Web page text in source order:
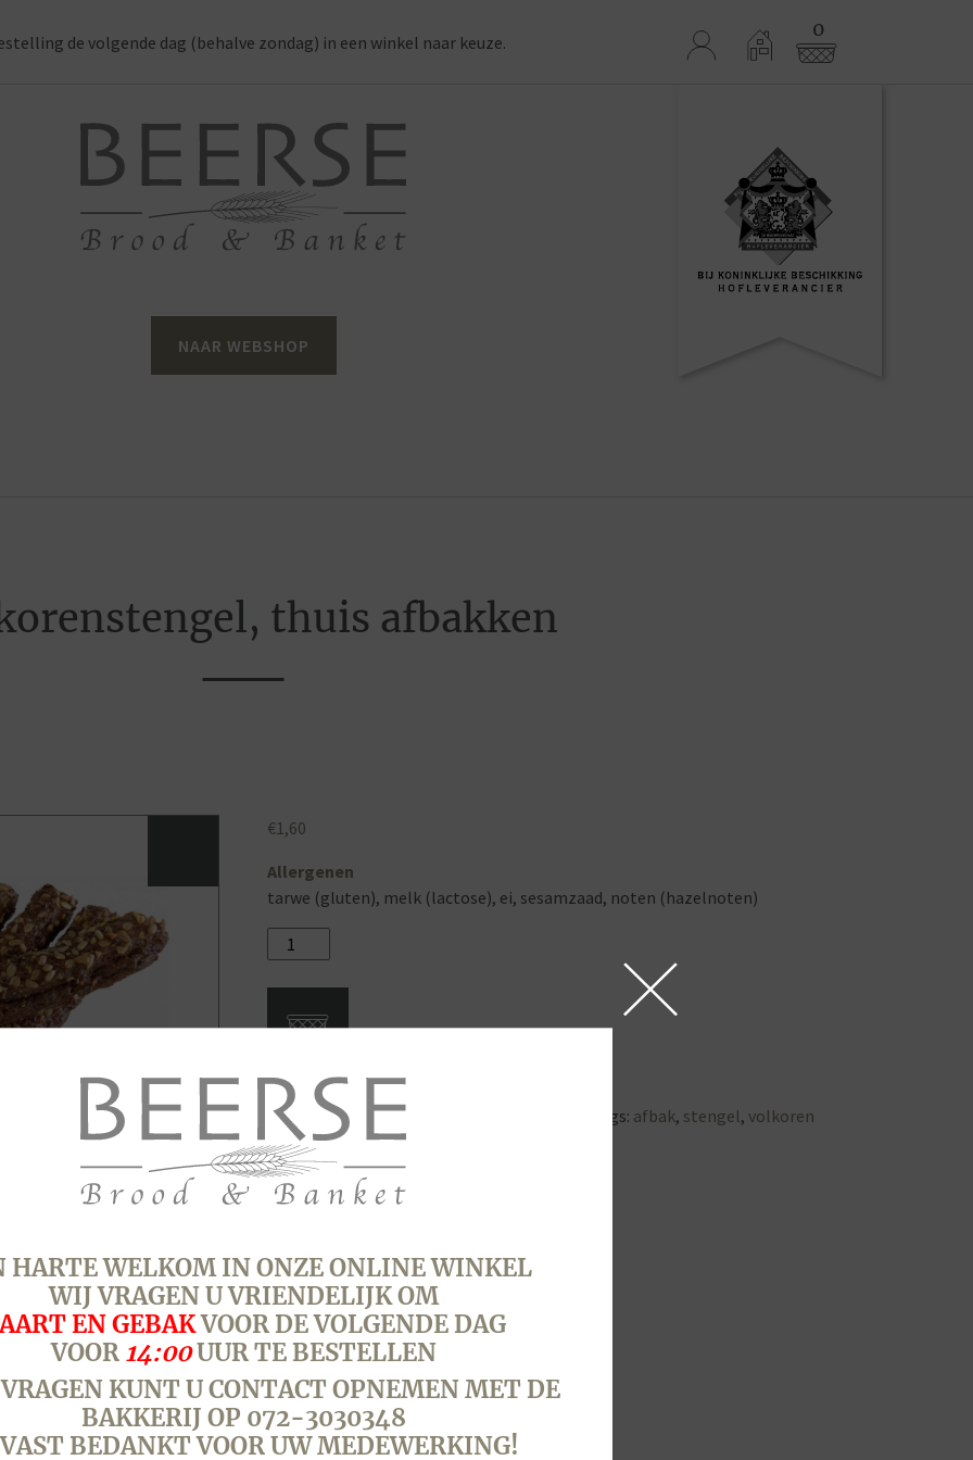
de volgende dag (behalve zondag) in een winkel naar keuze.
0
NAAR WEBSHOP
thuis afbakken
€1,60
Allergenen
tarwe (gluten), melk (lactose), ei, sesamzaad, noten (hazelnoten)
Volkorenstengel,
thuis
afbakken
aantal
SKU: 3631Categorie: Tags: afbak, stengel,volkoren
HARTE WELKOM IN ONZE ONLINE WINKEL
WIJ VRAGEN U VRIENDELIJK OM
EN GEBAKVOOR DE VOLGENDE DAG
VOOR 14:00UUR TE BESTELLEN
KUNT U CONTACT OPNEMEN MET DE
BAKKERIJ OP 072-3030348
BEDANKT VOOR UW MEDEWERKING!